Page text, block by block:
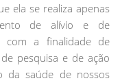
ela se realiza apenas
de alívio e de
com a finalidade de
pesquisa e de ação
da saúde de nossos